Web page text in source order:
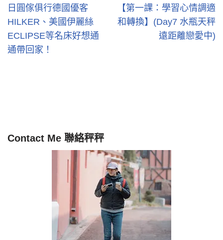
日圓傢俱行德國優客
HILKER、美國伊麗絲
ECLIPSE等名床好想通
通帶回家！
【第一課：學習心情調適
和轉換】(Day7 水瓶天秤
遠距離戀愛中)
Contact Me 聯絡秤秤